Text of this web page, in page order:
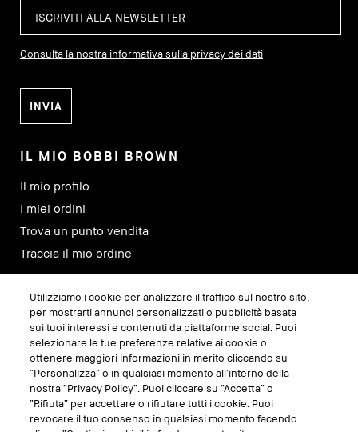
Consulta la nostra informativa sulla privacy dei dati
IL MIO BOBBI BROWN
Il mio profilo
I miei ordini
Trova un punto vendita
Traccia il mio ordine
SEGUICI SU
Utilizziamo i cookie per analizzare il traffico sul nostro sito,
per mostrarti annunci personalizzati o pubblicità basata
sui tuoi interessi e contenuti da piattaforme social. Puoi
selezionare le tue preferenze relative ai cookie o
ottenere maggiori informazioni in merito cliccando su
“Personalizza” o in qualsiasi momento all’interno della
nostra “Privacy Policy”. Puoi cliccare su “Accetta” o
“Rifiuta” per accettare o rifiutare tutti i cookie. Puoi
revocare il tuo consenso in qualsiasi momento facendo